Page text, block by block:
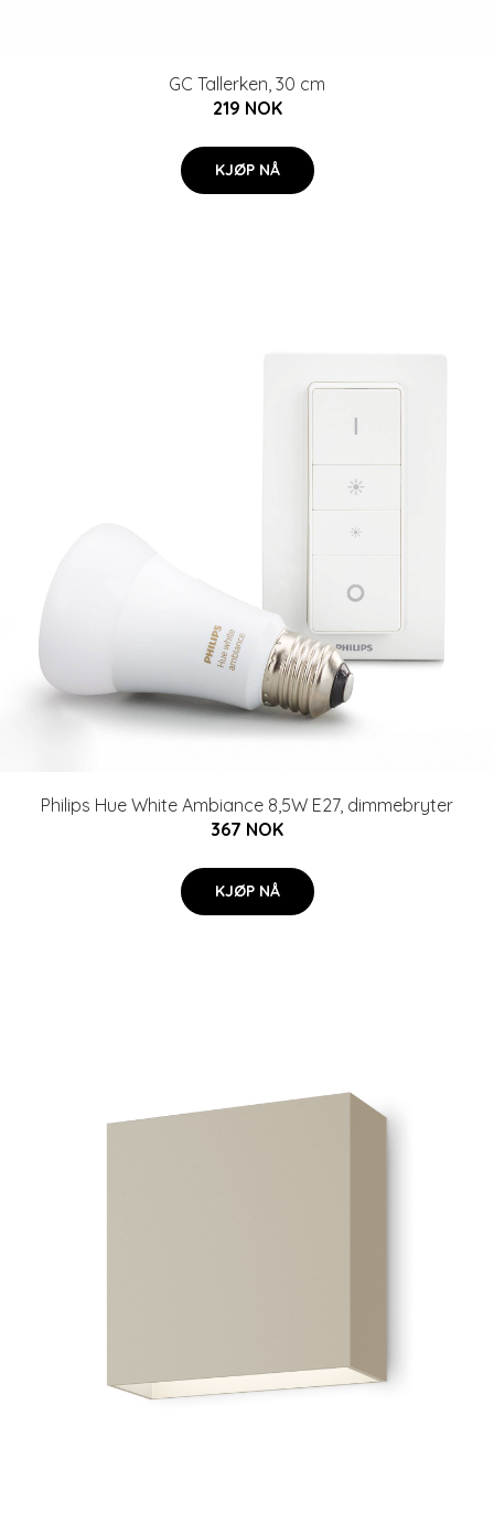
GC Tallerken, 30 cm
219 NOK
KJØP NÅ
Philips Hue White Ambiance 8,5W E27, dimmebryter
367 NOK
KJØP NÅ